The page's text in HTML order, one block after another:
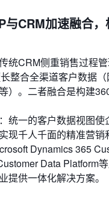
与CRM加速融合
统CRM侧重销售过程
整合全渠道客户数据
）。二者融合是构建
：统一的客户数据视图
现千人千面的精准营销
Dynamics 365
Data Platform
提供一体化解决方案。